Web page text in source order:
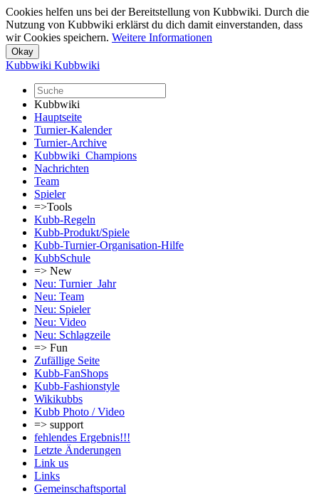
Cookies helfen uns bei der Bereitstellung von Kubbwiki. Durch die
Nutzung von Kubbwiki erklärst du dich damit einverstanden, dass
wir Cookies speichern. Weitere Informationen
Kubbwiki Kubbwiki
Kubbwiki
Hauptseite
Turnier-Kalender
Turnier-Archive
Kubbwiki_Champions
Nachrichten
Team
Spieler
=>Tools
Kubb-Regeln
Kubb-Produkt/Spiele
Kubb-Turnier-Organisation-Hilfe
KubbSchule
=> New
Neu: Turnier_Jahr
Neu: Team
Neu: Spieler
Neu: Video
Neu: Schlagzeile
=> Fun
Zufällige Seite
Kubb-FanShops
Kubb-Fashionstyle
Wikikubbs
Kubb Photo / Video
=> support
fehlendes Ergebnis!!!
Letzte Änderungen
Link us
Links
Gemeinschafts­portal